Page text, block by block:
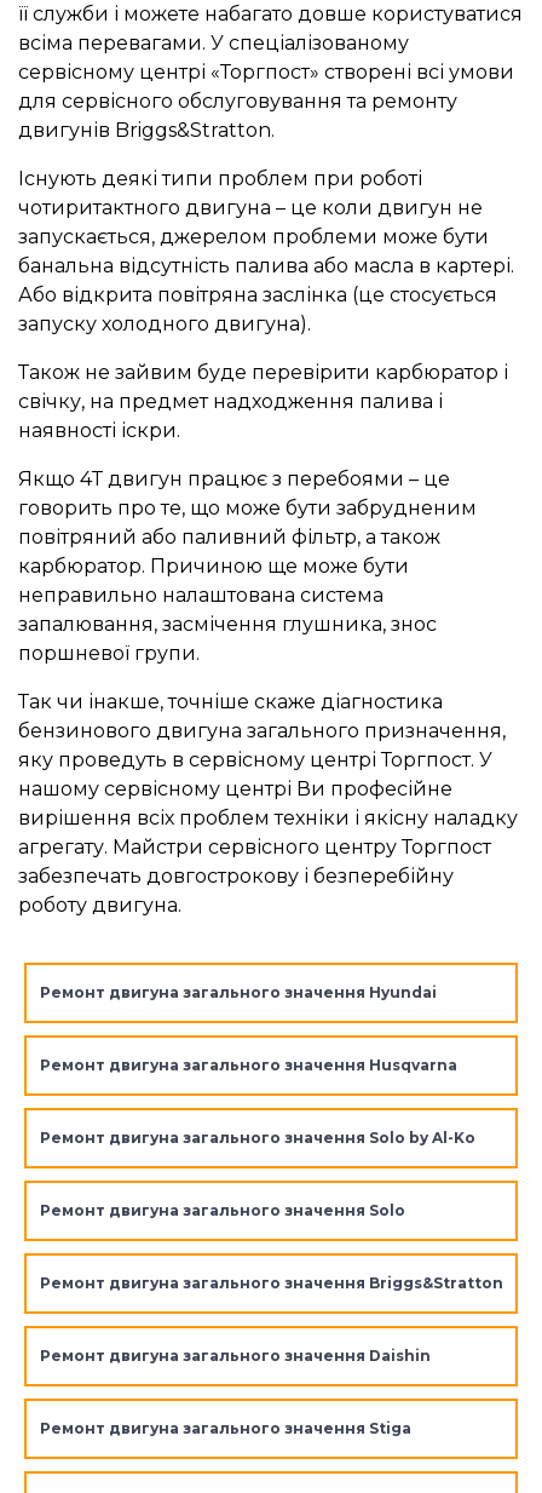
її служби і можете набагато довше користуватися
всіма перевагами. У спеціалізованому
сервісному центрі «Торгпост» створені всі умови
для сервісного обслуговування та ремонту
двигунів Briggs&Stratton.
Існують деякі типи проблем при роботі
чотиритактного двигуна – це коли двигун не
запускається, джерелом проблеми може бути
банальна відсутність палива або масла в картері.
Або відкрита повітряна заслінка (це стосується
запуску холодного двигуна).
Також не зайвим буде перевірити карбюратор і
свічку, на предмет надходження палива і
наявності іскри.
Якщо 4Т двигун працює з перебоями – це
говорить про те, що може бути забрудненим
повітряний або паливний фільтр, а також
карбюратор. Причиною ще може бути
неправильно налаштована система
запалювання, засмічення глушника, знос
поршневої групи.
Так чи інакше, точніше скаже діагностика
бензинового двигуна загального призначення,
яку проведуть в сервісному центрі Торгпост. У
нашому сервісному центрі Ви професійне
вирішення всіх проблем техніки і якісну наладку
агрегату. Майстри сервісного центру Торгпост
забезпечать довгострокову і безперебійну
роботу двигуна.
Ремонт двигуна загального значення Hyundai
Ремонт двигуна загального значення Husqvarna
Ремонт двигуна загального значення Solo by Al-Ko
Ремонт двигуна загального значення Solo
Ремонт двигуна загального значення Briggs&Stratton
Ремонт двигуна загального значення Daishin
Ремонт двигуна загального значення Stiga